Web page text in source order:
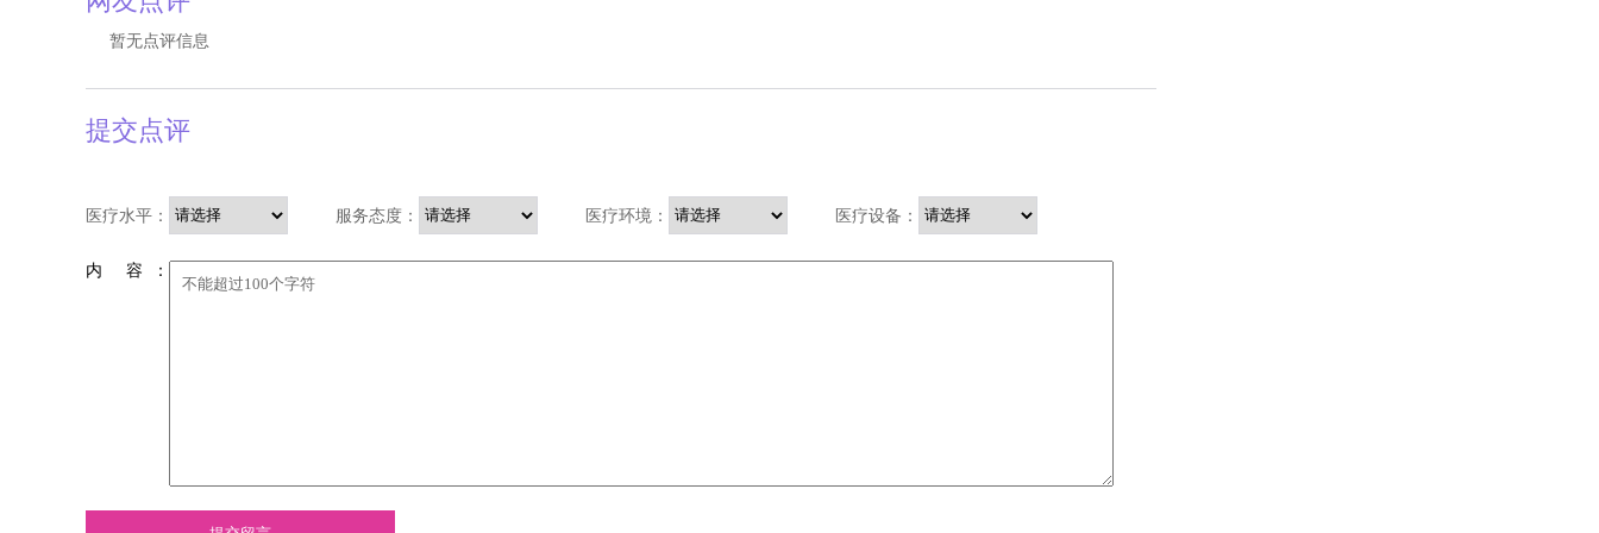
暂无点评信息
提交点评
医疗水平： 服务态度： 医疗环境： 医疗设备：
内 容 ：